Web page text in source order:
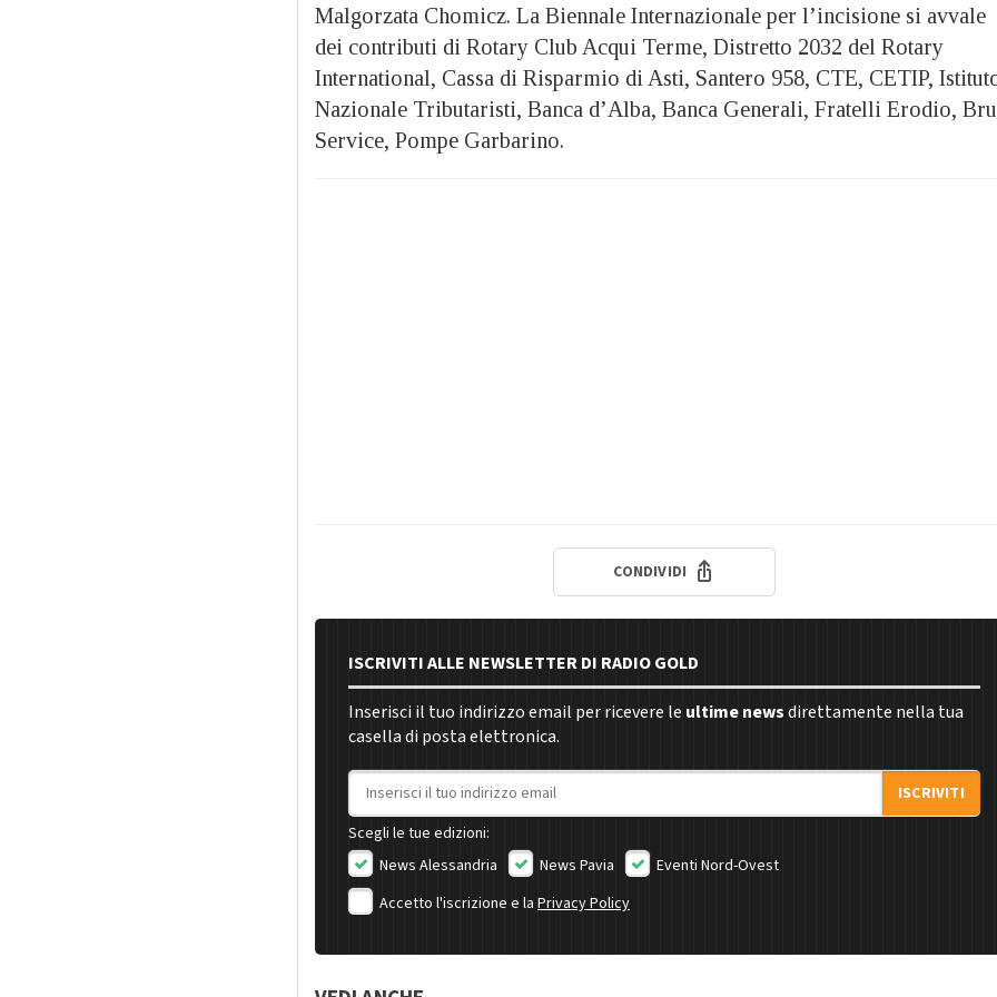
Malgorzata Chomicz. La Biennale Internazionale per l’incisione si avvale
dei contributi di Rotary Club Acqui Terme, Distretto 2032 del Rotary
International, Cassa di Risparmio di Asti, Santero 958, CTE, CETIP,
Nazionale Tributaristi, Banca d’Alba, Banca Generali, Fratelli Erodio,
Service, Pompe Garbarino.
CONDIVIDI
ISCRIVITI ALLE NEWSLETTER DI RADIO GOLD
Inserisci il tuo indirizzo email per ricevere le ultime newsdirettamente nella tua
casella di posta elettronica.
Indirizzo email
ISCRIVITI
Scegli le tue edizioni:
News Alessandria
News Pavia
Eventi Nord-Ovest
Accetto l'iscrizione e la Privacy Policy